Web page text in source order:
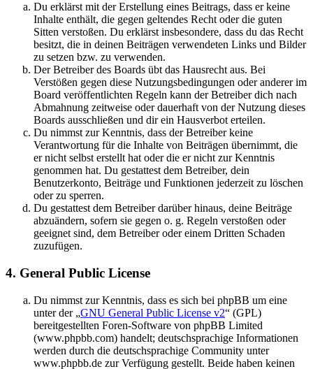
Du erklärst mit der Erstellung eines Beitrags, dass er keine
Inhalte enthält, die gegen geltendes Recht oder die guten
Sitten verstoßen. Du erklärst insbesondere, dass du das Recht
besitzt, die in deinen Beiträgen verwendeten Links und Bilder
zu setzen bzw. zu verwenden.
Der Betreiber des Boards übt das Hausrecht aus. Bei
Verstößen gegen diese Nutzungsbedingungen oder anderer im
Board veröffentlichten Regeln kann der Betreiber dich nach
Abmahnung zeitweise oder dauerhaft von der Nutzung dieses
Boards ausschließen und dir ein Hausverbot erteilen.
Du nimmst zur Kenntnis, dass der Betreiber keine
Verantwortung für die Inhalte von Beiträgen übernimmt, die
er nicht selbst erstellt hat oder die er nicht zur Kenntnis
genommen hat. Du gestattest dem Betreiber, dein
Benutzerkonto, Beiträge und Funktionen jederzeit zu löschen
oder zu sperren.
Du gestattest dem Betreiber darüber hinaus, deine Beiträge
abzuändern, sofern sie gegen o. g. Regeln verstoßen oder
geeignet sind, dem Betreiber oder einem Dritten Schaden
zuzufügen.
4. General Public License
Du nimmst zur Kenntnis, dass es sich bei phpBB um eine
unter der „GNU General Public License v2“ (GPL)
bereitgestellten Foren-Software von phpBB Limited
(www.phpbb.com) handelt; deutschsprachige Informationen
werden durch die deutschsprachige Community unter
www.phpbb.de zur Verfügung gestellt. Beide haben keinen